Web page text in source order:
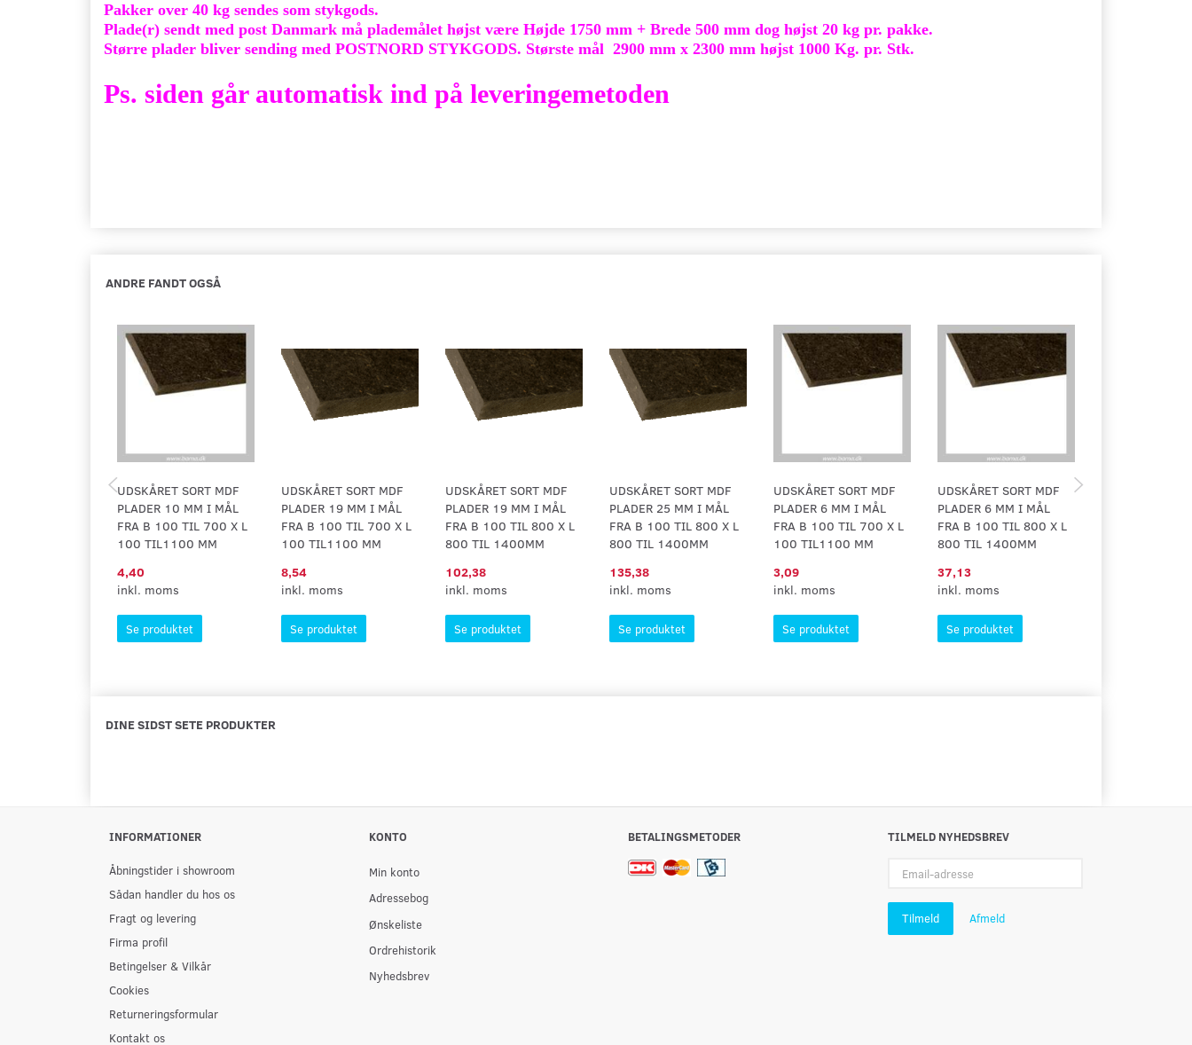
Pakker over 40 kg sendes som stykgods.
Plade(r) sendt med post Danmark må plademålet højst være Højde 1750 mm + Brede 500 mm dog højst 20 kg pr. pakke.
Større plader bliver sending med POSTNORD STYKGODS. Største mål 2900 mm x 2300 mm højst 1000 Kg. pr. Stk.
Ps. siden går automatisk ind på leveringemetoden
ANDRE FANDT OGSÅ
UDSKÅRET SORT MDF
PLADER 10 MM I MÅL
FRA B 100 TIL 700 X L
100 TIL1100 MM
4,40
inkl. moms
Se produktet
UDSKÅRET SORT MDF
PLADER 19 MM I MÅL
FRA B 100 TIL 700 X L
100 TIL1100 MM
8,54
inkl. moms
Se produktet
UDSKÅRET SORT MDF
PLADER 19 MM I MÅL
FRA B 100 TIL 800 X L
800 TIL 1400MM
102,38
inkl. moms
Se produktet
UDSKÅRET SORT MDF
PLADER 25 MM I MÅL
FRA B 100 TIL 800 X L
800 TIL 1400MM
135,38
inkl. moms
Se produktet
UDSKÅRET SORT MDF
PLADER 6 MM I MÅL
FRA B 100 TIL 700 X L
100 TIL1100 MM
3,09
inkl. moms
Se produktet
UDSKÅRET SORT MDF
PLADER 6 MM I MÅL
FRA B 100 TIL 800 X L
800 TIL 1400MM
37,13
inkl. moms
Se produktet
DINE SIDST SETE PRODUKTER
INFORMATIONER
Åbningstider i showroom
Sådan handler du hos os
Fragt og levering
Firma profil
Betingelser & Vilkår
Cookies
Returneringsformular
Kontakt os
KONTO
Min konto
Adressebog
Ønskeliste
Ordrehistorik
Nyhedsbrev
BETALINGSMETODER
TILMELD NYHEDSBREV
adresse
Tilmeld Afmeld